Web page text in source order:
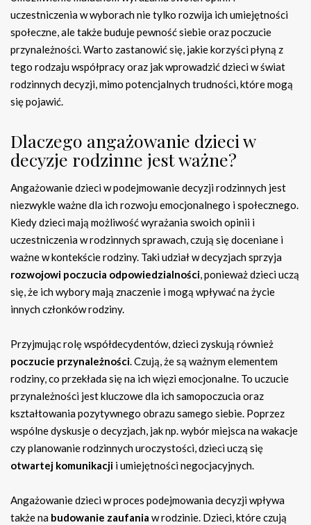
uczestniczenia w wyborach nie tylko rozwija ich umiejętności
społeczne, ale także buduje pewność siebie oraz poczucie
przynależności. Warto zastanowić się, jakie korzyści płyną z
tego rodzaju współpracy oraz jak wprowadzić dzieci w świat
rodzinnych decyzji, mimo potencjalnych trudności, które mogą
się pojawić.
Dlaczego angażowanie dzieci w
decyzje rodzinne jest ważne?
Angażowanie dzieci w podejmowanie decyzji rodzinnych jest
niezwykle ważne dla ich rozwoju emocjonalnego i społecznego.
Kiedy dzieci mają możliwość wyrażania swoich opinii i
uczestniczenia w rodzinnych sprawach, czują się doceniane i
ważne w kontekście rodziny. Taki udział w decyzjach sprzyja
rozwojowi poczucia odpowiedzialności, ponieważ dzieci uczą
się, że ich wybory mają znaczenie i mogą wpływać na życie
innych członków rodziny.
Przyjmując rolę współdecydentów, dzieci zyskują również
poczucie przynależności. Czują, że są ważnym elementem
rodziny, co przekłada się na ich więzi emocjonalne. To uczucie
przynależności jest kluczowe dla ich samopoczucia oraz
kształtowania pozytywnego obrazu samego siebie. Poprzez
wspólne dyskusje o decyzjach, jak np. wybór miejsca na wakacje
czy planowanie rodzinnych uroczystości, dzieci uczą się
otwartej komunikacji i umiejętności negocjacyjnych.
Angażowanie dzieci w proces podejmowania decyzji wpływa
także na budowanie zaufania w rodzinie. Dzieci, które czują